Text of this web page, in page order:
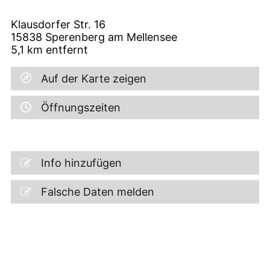
Klausdorfer Str. 16
15838 Sperenberg am Mellensee
5,1 km entfernt
Auf der Karte zeigen
Öffnungszeiten
Info hinzufügen
Falsche Daten melden